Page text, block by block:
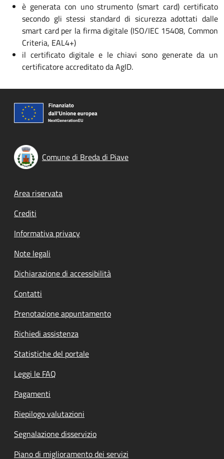
è generata con uno strumento (smart card) certificato
secondo gli stessi standard di sicurezza adottati dalle
smart card per la firma digitale (ISO/IEC 15408, Common
Criteria, EAL4+)
il certificato digitale e le chiavi sono generate da un
certificatore accreditato da AgID.
Comune di Breda di Piave
Footer menu
Area riservata
Crediti
Informativa privacy
Note legali
Dichiarazione di accessibilità
Contatti
Prenotazione appuntamento
Richiedi assistenza
Statistiche del portale
Leggi le FAQ
Pagamenti
Riepilogo valutazioni
Segnalazione disservizio
Piano di miglioramento dei servizi